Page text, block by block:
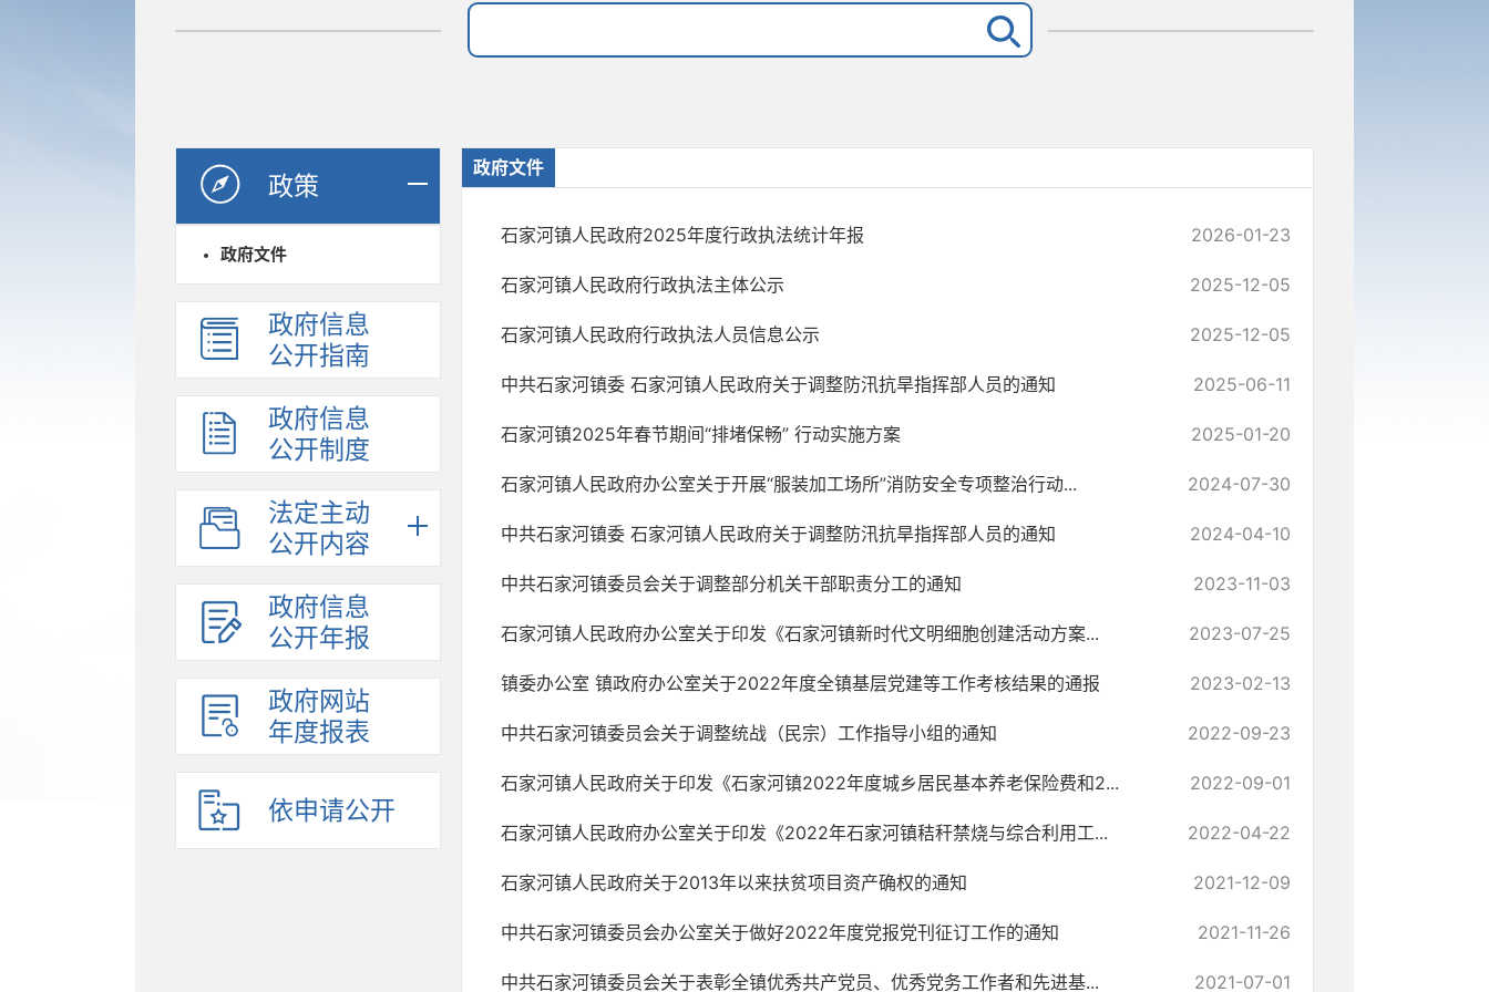
政策
政府文件
政府信息
公开指南
政府信息
公开制度
法定主动
公开内容
政府信息
公开年报
政府网站
年度报表
依申请公开
政府文件
石家河镇人民政府2025年度行政执法统计年报 2026-01-23
石家河镇人民政府行政执法主体公示 2025-12-05
石家河镇人民政府行政执法人员信息公示 2025-12-05
中共石家河镇委 石家河镇人民政府关于调整防汛抗旱指挥部人员的通知 2025-06-11
石家河镇2025年春节期间“排堵保畅” 行动实施方案 2025-01-20
石家河镇人民政府办公室关于开展“服装加工场所”消防安全专项整治行动... 2024-07-30
中共石家河镇委 石家河镇人民政府关于调整防汛抗旱指挥部人员的通知 2024-04-10
中共石家河镇委员会关于调整部分机关干部职责分工的通知 2023-11-03
石家河镇人民政府办公室关于印发《石家河镇新时代文明细胞创建活动方案... 2023-07-25
镇委办公室 镇政府办公室关于2022年度全镇基层党建等工作考核结果的通报 2023-02-13
中共石家河镇委员会关于调整统战（民宗）工作指导小组的通知 2022-09-23
石家河镇人民政府关于印发《石家河镇2022年度城乡居民基本养老保险费和2... 2022-09-01
石家河镇人民政府办公室关于印发《2022年石家河镇秸秆禁烧与综合利用工... 2022-04-22
石家河镇人民政府关于2013年以来扶贫项目资产确权的通知 2021-12-09
中共石家河镇委员会办公室关于做好2022年度党报党刊征订工作的通知 2021-11-26
中共石家河镇委员会关于表彰全镇优秀共产党员、优秀党务工作者和先进基... 2021-07-01